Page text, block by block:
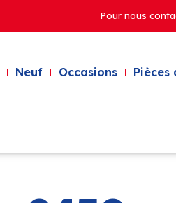
Pour nous
Neuf Occasions Pièces